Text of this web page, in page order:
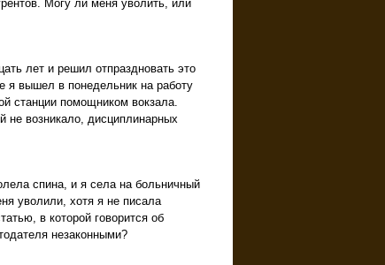
Могу ли меня уволить, или
лет и решил отпраздновать это
я вышел в понедельник на работу
станции помощником вокзала.
не возникало, дисциплинарных
спина, и я села на больничный
уволили, хотя я не писала
в которой говорится об
незаконными?